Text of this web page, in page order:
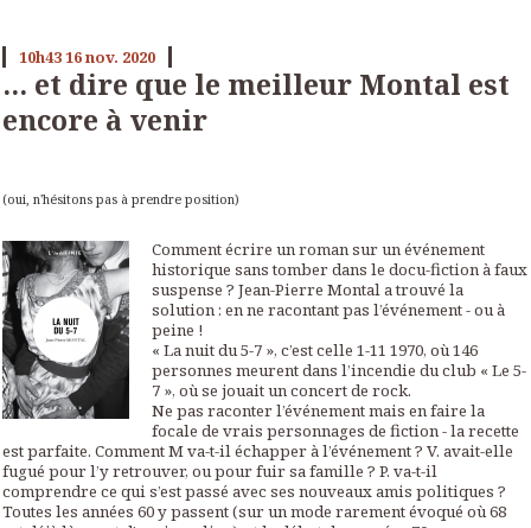
10h4316nov. 2020
... et dire que le meilleur Montal est
encore à venir
(oui, n'hésitons pas à prendre position)
Comment écrire un roman sur un événement
historique sans tomber dans le docu-fiction à faux
suspense ? Jean-Pierre Montal a trouvé la
solution : en ne racontant pas l’événement - ou à
peine !
« La nuit du 5-7 », c’est celle 1-11 1970, où 146
personnes meurent dans l’incendie du club « Le 5-
7 », où se jouait un concert de rock.
Ne pas raconter l’événement mais en faire la
focale de vrais personnages de fiction - la recette
est parfaite. Comment M va-t-il échapper à l’événement ? V. avait-elle
fugué pour l’y retrouver, ou pour fuir sa famille ? P. va-t-il
comprendre ce qui s’est passé avec ses nouveaux amis politiques ?
Toutes les années 60 y passent (sur un mode rarement évoqué où 68